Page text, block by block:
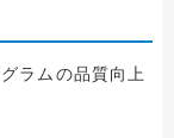
ラムの品質向上